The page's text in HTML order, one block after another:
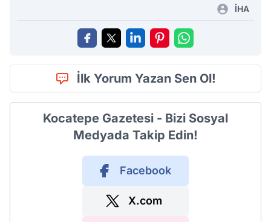
İHA
İlk Yorum Yazan Sen Ol!
Kocatepe Gazetesi - Bizi Sosyal
Medyada Takip Edin!
Facebook
X.com